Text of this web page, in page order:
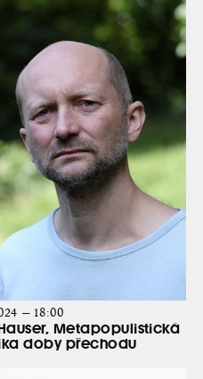
— 18:00
Hauser, Metapopulistická
doby přechodu